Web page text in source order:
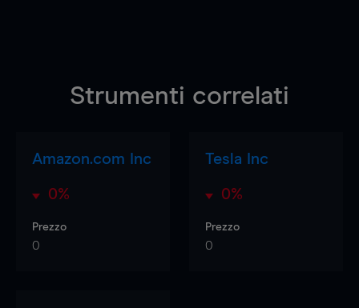
Strumenti correlati
Amazon.com Inc
0%
Prezzo
0
Tesla Inc
0%
Prezzo
0